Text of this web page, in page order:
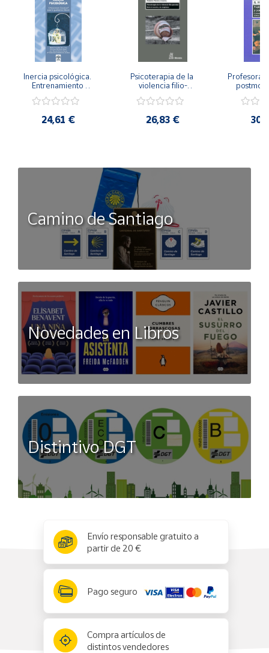
Inercia psicológica.
Entrenamiento
Igualdad de Género.
24,61 €
Psicoterapia de la
violencia filio-
secreto y la
26,83 €
Camino de Santiago
Novedades en Libros
Distintivo DGT
Envío responsable gratuito a
partir de 20 €
Pago seguro
Compra artículos de
distintos vendedores